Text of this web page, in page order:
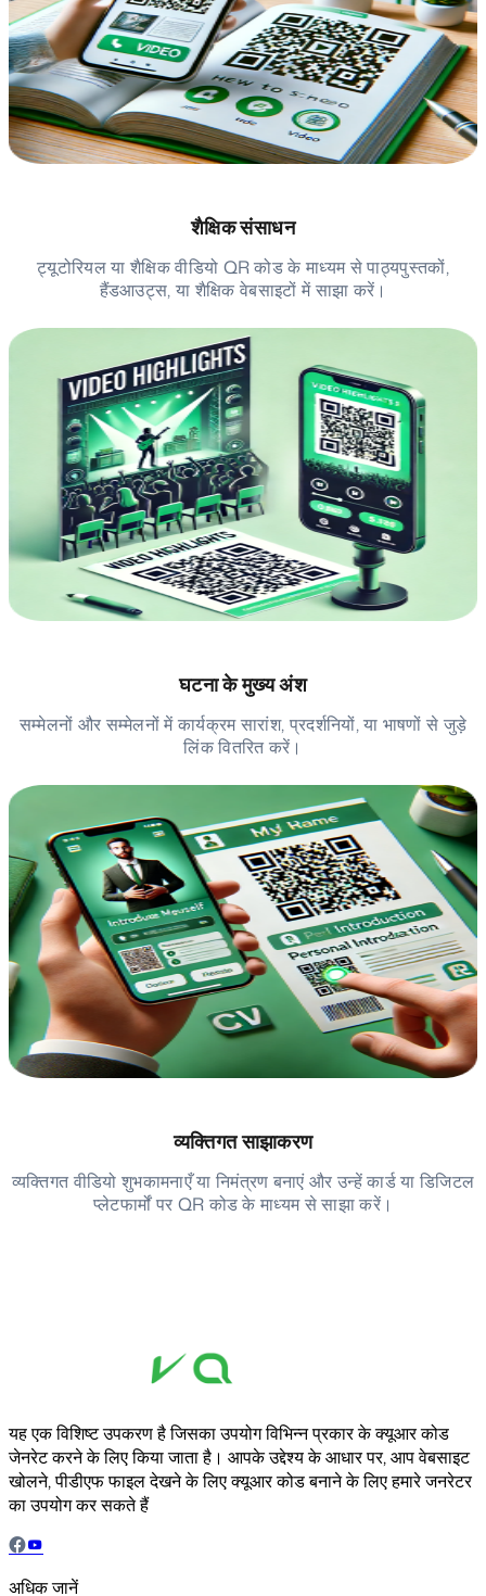
शैक्षिक संसाधन
ट्यूटोरियल या शैक्षिक वीडियो QR कोड के माध्यम से पाठ्यपुस्तकों,
हैंडआउट्स, या शैक्षिक वेबसाइटों में साझा करें।
घटना के मुख्य अंश
सम्मेलनों और सम्मेलनों में कार्यक्रम सारांश, प्रदर्शनियों, या भाषणों से जुड़े
लिंक वितरित करें।
व्यक्तिगत साझाकरण
व्यक्तिगत वीडियो शुभकामनाएँ या निमंत्रण बनाएं और उन्हें कार्ड या डिजिटल
प्लेटफार्मों पर QR कोड के माध्यम से साझा करें।
यह एक विशिष्ट उपकरण है जिसका उपयोग विभिन्न प्रकार के क्यूआर कोड
जेनरेट करने के लिए किया जाता है। आपके उद्देश्य के आधार पर, आप वेबसाइट
खोलने, पीडीएफ फाइल देखने के लिए क्यूआर कोड बनाने के लिए हमारे जनरेटर
का उपयोग कर सकते हैं
अधिक जानें